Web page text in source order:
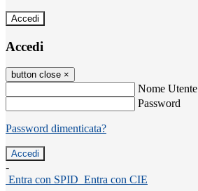
Accedi
Accedi
button close ×
Nome Utente
Password
Password dimenticata?
-
Entra con SPID Entra con CIE